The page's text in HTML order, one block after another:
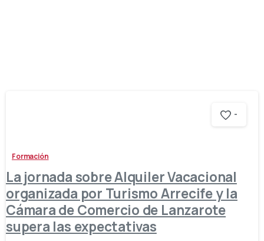
-
Formación
La jornada sobre Alquiler Vacacional
organizada por Turismo Arrecife y la
Cámara de Comercio de Lanzarote
supera las expectativas